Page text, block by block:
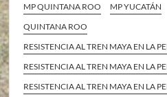
MP QUINTANA ROO
MP YUCATÁN
QUINTANA ROO
RESISTENCIA AL TREN MAYA EN LA
RESISTENCIA AL TREN MAYA EN LA
RESISTENCIA AL TREN MAYA EN LA